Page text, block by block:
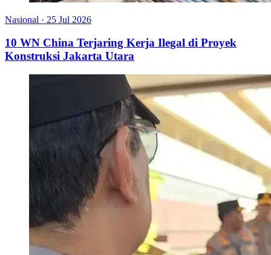
Nasional · 25 Jul 2026
10 WN China Terjaring Kerja Ilegal di Proyek
Konstruksi Jakarta Utara